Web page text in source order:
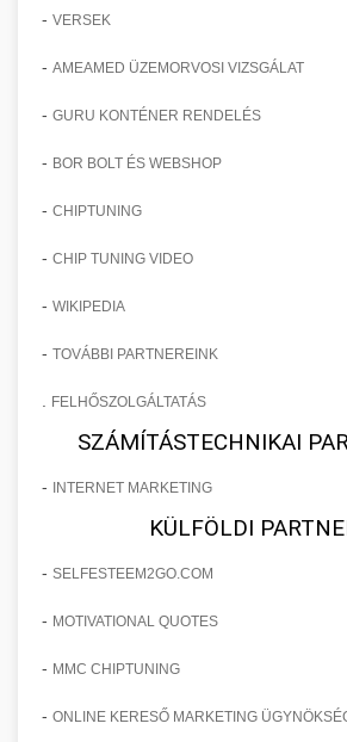
- VERSEK
- AMEAMED ÜZEMORVOSI VIZSGÁLAT
- GURU KONTÉNER RENDELÉS
- BOR BOLT ÉS WEBSHOP
- CHIPTUNING
- CHIP TUNING VIDEO
- WIKIPEDIA
- TOVÁBBI PARTNEREINK
FELHŐSZOLGÁLTATÁS
SZÁMÍTÁSTECHNIKAI
- INTERNET MARKETING
KÜLFÖLDI
- SELFESTEEM2GO.COM
- MOTIVATIONAL QUOTES
- MMC CHIPTUNING
- ONLINE KERESŐ MARKETING